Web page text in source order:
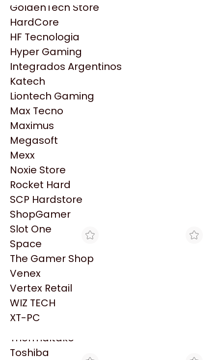
HP
HyperX
INNO3D
Intel
Kingston
Lenovo
Logitech
MSI
NVIDIA GeForce
NZXT
PNY
Palit
Philips
PowerColor
Razer
Redragon
Samsung
Sandisk
Sapphire
Seagate
Sentey
Solarmax
Thermaltake
Toshiba
GoldenTech Store
HardCore
HF Tecnologia
Hyper Gaming
Integrados Argentinos
Katech
Liontech Gaming
Max Tecno
Maximus
Megasoft
Mexx
Noxie Store
Rocket Hard
SCP Hardstore
ShopGamer
Slot One
Space
The Gamer Shop
Venex
Vertex Retail
WIZ TECH
XT-PC
Productos
Similares
Explorá más productos similares
XT-PC
AURICULAR CORSAIR
HS80 RGB WIRELESS